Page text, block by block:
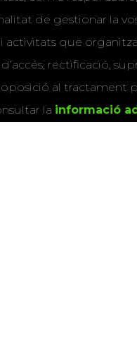
de gestionar la
que organitza
rectificació,
al tractament
la informació